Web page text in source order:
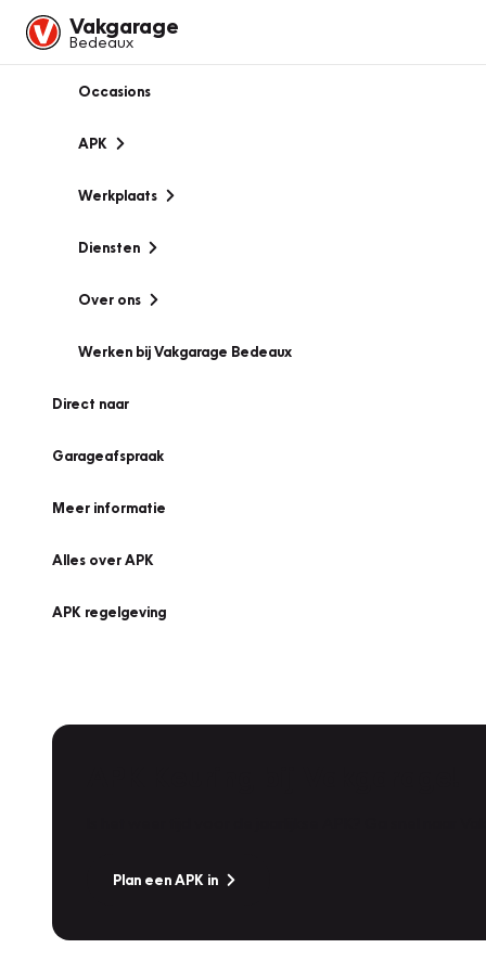
Vakgarage
Bedeaux
Occasions
APK
Werkplaats
Diensten
Over ons
Werken bij Vakgarage Bedeaux
Direct naar
Garageafspraak
Meer informatie
Alles over APK
APK regelgeving
Plan een APK in